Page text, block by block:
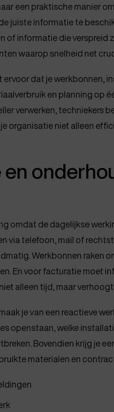
een praktische manier
juiste informatie te
of informatie die verspreid
waarop snelheid net
dat je werkbonnen,
en planning op
verwerken, techniekers
organisatie niet alleen
omdat de dagelijkse
via telefoon, mail of
Werkbonnen raken
En voor facturatie moet
alleen tijd, maar
je van een reactieve
openstaan, welke
Bovendien krijg je
materialen en